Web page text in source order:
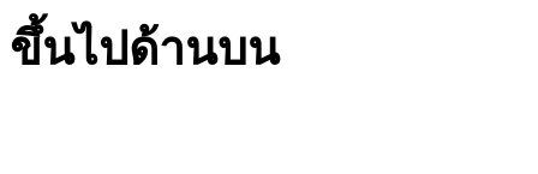
ขึ้นไปด้านบน